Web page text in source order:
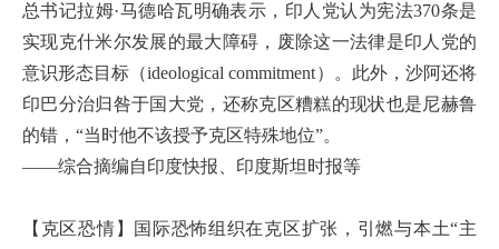
总书记拉姆·马德哈瓦明确表示，印人党认为宪法370条是
实现克什米尔发展的最大障碍，废除这一法律是印人党的
意识形态目标（ideological commitment）。此外，沙阿还将
印巴分治归咎于国大党，还称克区糟糕的现状也是尼赫鲁
的错，“当时他不该授予克区特殊地位”。
——综合摘编自印度快报、印度斯坦时报等
【克区恐情】国际恐怖组织在克区扩张，引燃与本土“主